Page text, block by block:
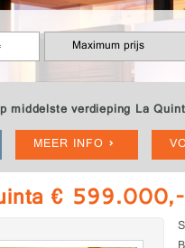
middelste verdieping La
MEER INFO
€ 599.000,-